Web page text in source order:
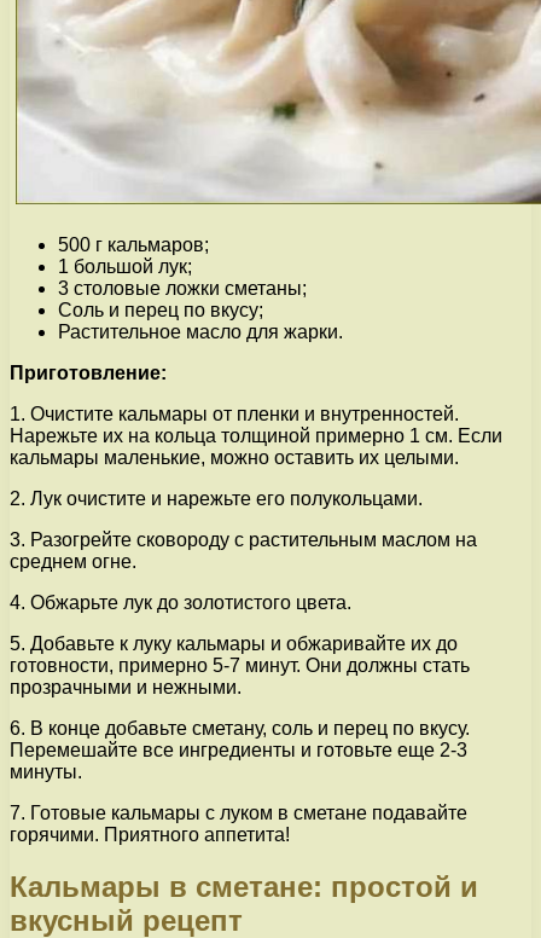
500 г кальмаров;
1 большой лук;
3 столовые ложки сметаны;
Соль и перец по вкусу;
Растительное масло для жарки.
Приготовление:
1. Очистите кальмары от пленки и внутренностей.
Нарежьте их на кольца толщиной примерно 1 см. Если
кальмары маленькие, можно оставить их целыми.
2. Лук очистите и нарежьте его полукольцами.
3. Разогрейте сковороду с растительным маслом на
среднем огне.
4. Обжарьте лук до золотистого цвета.
5. Добавьте к луку кальмары и обжаривайте их до
готовности, примерно 5-7 минут. Они должны стать
прозрачными и нежными.
6. В конце добавьте сметану, соль и перец по вкусу.
Перемешайте все ингредиенты и готовьте еще 2-3
минуты.
7. Готовые кальмары с луком в сметане подавайте
горячими. Приятного аппетита!
Кальмары в сметане: простой и
вкусный рецепт